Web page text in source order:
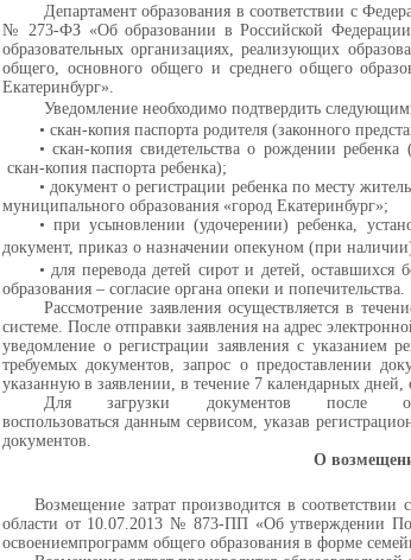
Департамент образования в соответствии с
№ 273-ФЗ «Об образовании в Российской
образовательных организациях, реализующих
общего, основного общего и среднего общего
Екатеринбург».
Уведомление необходимо подтвердить
• скан-копия паспорта родителя (законного
• скан-копия свидетельства о рождении ребенка (
скан-копия паспорта ребенка);
• документ о регистрации ребенка по месту
муниципального образования «город Екатеринбург»;
• при усыновлении (удочерении) ребенка,
документ, приказ о назначении опекуном (при
• для перевода детей сирот и детей,
образования – согласие органа опеки и попечительства.
Рассмотрение заявления осуществляется в
системе. После отправки заявления на адрес
уведомление о регистрации заявления с указанием
требуемых документов, запрос о предоставлении
указанную в заявлении, в течение 7 календарных дней,
Для
загрузки документов после
воспользоваться данным сервисом, указав
документов.
О
Возмещение затрат производится в соответствии с
области от 10.07.2013 № 873-ПП «Об утверждении П
освоениемпрограмм общего образования в форме